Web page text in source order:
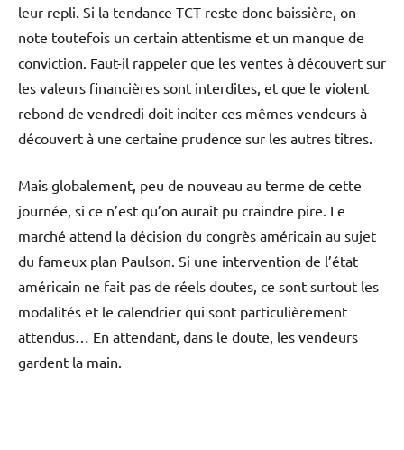
leur repli. Si la tendance TCT reste donc baissière, on
note toutefois un certain attentisme et un manque de
conviction. Faut-il rappeler que les ventes à découvert sur
les valeurs financières sont interdites, et que le violent
rebond de vendredi doit inciter ces mêmes vendeurs à
découvert à une certaine prudence sur les autres titres.
Mais globalement, peu de nouveau au terme de cette
journée, si ce n’est qu’on aurait pu craindre pire. Le
marché attend la décision du congrès américain au sujet
du fameux plan Paulson. Si une intervention de l’état
américain ne fait pas de réels doutes, ce sont surtout les
modalités et le calendrier qui sont particulièrement
attendus… En attendant, dans le doute, les vendeurs
gardent la main.